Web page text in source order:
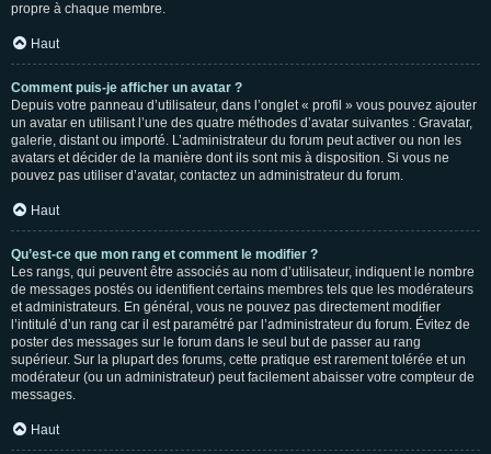
propre à chaque membre.
Haut
Comment puis-je afficher un avatar ?
Depuis votre panneau d’utilisateur, dans l’onglet « profil » vous pouvez ajouter
un avatar en utilisant l’une des quatre méthodes d’avatar suivantes : Gravatar,
galerie, distant ou importé. L’administrateur du forum peut activer ou non les
avatars et décider de la manière dont ils sont mis à disposition. Si vous ne
pouvez pas utiliser d’avatar, contactez un administrateur du forum.
Haut
Qu’est-ce que mon rang et comment le modifier ?
Les rangs, qui peuvent être associés au nom d’utilisateur, indiquent le nombre
de messages postés ou identifient certains membres tels que les modérateurs
et administrateurs. En général, vous ne pouvez pas directement modifier
l’intitulé d’un rang car il est paramétré par l’administrateur du forum. Évitez de
poster des messages sur le forum dans le seul but de passer au rang
supérieur. Sur la plupart des forums, cette pratique est rarement tolérée et un
modérateur (ou un administrateur) peut facilement abaisser votre compteur de
messages.
Haut